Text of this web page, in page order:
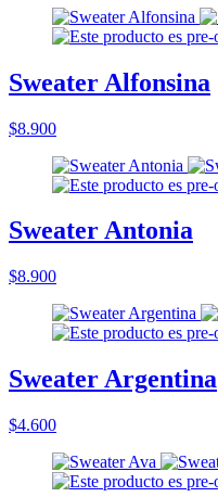
Sweater Alfonsina
$8.900
Sweater Antonia
$8.900
Sweater Argentina
$4.600